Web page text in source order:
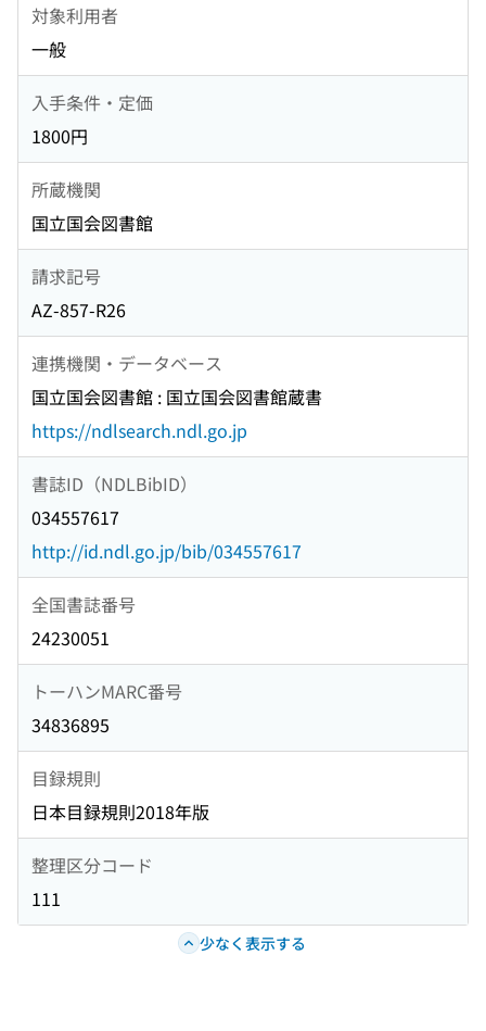
対象利用者
一般
入手条件・定価
1800円
所蔵機関
国立国会図書館
請求記号
AZ-857-R26
連携機関・データベース
国立国会図書館 : 国立国会図書館蔵書
https://ndlsearch.ndl.go.jp
書誌ID（NDLBibID）
034557617
http://id.ndl.go.jp/bib/034557617
全国書誌番号
24230051
トーハンMARC番号
34836895
目録規則
日本目録規則2018年版
整理区分コード
111
少なく表示する